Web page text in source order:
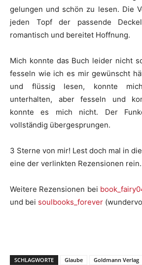
gelungen und schön zu lesen. Die
jeden Topf der passende
romantisch und bereitet Hoffnung.
Mich konnte das Buch leider nicht
fesseln wie ich es mir gewünscht
und flüssig lesen, konnte
unterhalten, aber fesseln und
konnte es mich nicht. Der
vollständig übergesprungen.
3 Sterne von mir! Lest doch mal in die
eine der verlinkten Rezensionen rein.
Weitere Rezensionen bei
und bei soulbooks_forever
SCHLAGWORTE Glaube Goldmann Verlag